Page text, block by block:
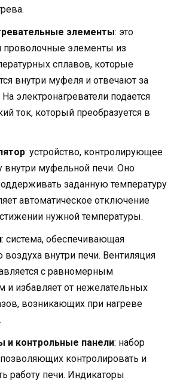
элементы: это
проволочные элементы из
сплавов, которые
внутри муфеля и отвечают за
электронагреватели подается
ток, который преобразуется в
: устройство, контролирующее
внутри муфельной печи. Оно
заданную температуру
автоматическое отключение
нужной температуры.
: система, обеспечивающая
внутри печи. Вентиляция
с равномерным
и избавляет от нежелательных
возникающих при нагреве
и контрольные панели: набор
контролировать и
работу печи. Индикаторы